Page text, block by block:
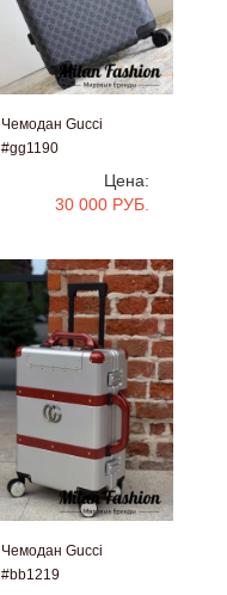
Чемодан Gucci
#gg1190
Цена:
30 000 РУБ.
Чемодан Gucci
#bb1219